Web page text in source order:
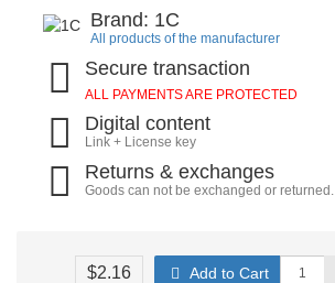
Brand: 1C
All products of the manufacturer
Secure transaction
ALL PAYMENTS ARE PROTECTED
Digital content
Link + License key
Returns & exchanges
Goods can not be exchanged or returned.
$2.16 Add to Cart